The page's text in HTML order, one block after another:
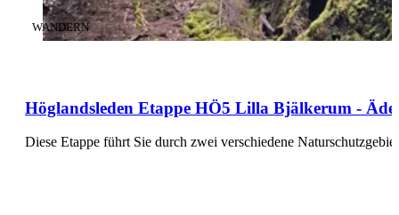
Höglandsleden Etappe HÖ5 Lilla Bjälkerum -
KATEGORIE :
WANDERN
Diese Etappe führt Sie durch zwei verschiedene